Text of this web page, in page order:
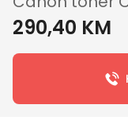
290,40 KM